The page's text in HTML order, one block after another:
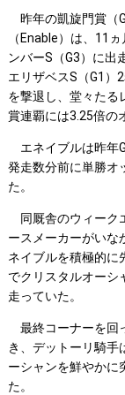
昨年の凱旋門賞（
（Enable）は、11
ンバーS（G3）に出
エリザベスS（G1）
を撃退し、堂々たる
賞連覇には3.25倍の
エネイブルは昨年
発走数分前に単勝オ
た。
同厩舎のウィーク
ースメーカーがいな
ネイブルを積極的に
でクリスタルオーシ
走っていた。
最終コーナーを回
き、デットーリ騎手
ーシャンを鮮やかに
た。